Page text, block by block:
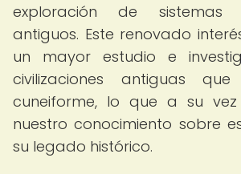
exploración de sistemas
antiguos. Este renovado
un mayor estudio e
civilizaciones antiguas
cuneiforme, lo que a su
nuestro conocimiento sobre
su legado histórico.